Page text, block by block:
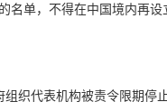
名单，不得在中国境内再设
织代表机构被责令限期停